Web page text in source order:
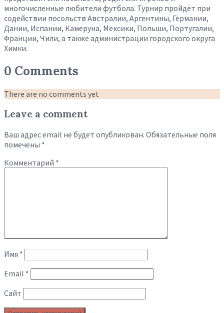
многочисленные любители футбола. Турнир пройдёт при
содействии посольств Австралии, Аргентины, Германии,
Дании, Испании, Камеруна, Мексики, Польши, Португалии,
Франции, Чили, а также администрации городского округа
Химки.
0 Comments
There are no comments yet
Leave a comment
Ваш адрес email не будет опубликован. Обязательные поля
помечены *
Комментарий *
Имя *
Email *
Сайт